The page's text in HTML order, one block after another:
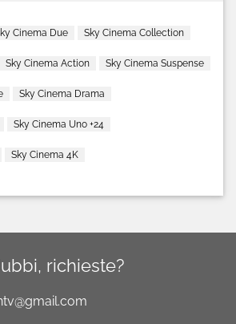
Cinema Due Sky Cinema Collection
Sky Cinema Action Sky Cinema Suspense
Sky Cinema Drama
Sky Cinema Uno +24
Sky Cinema 4K
richieste?